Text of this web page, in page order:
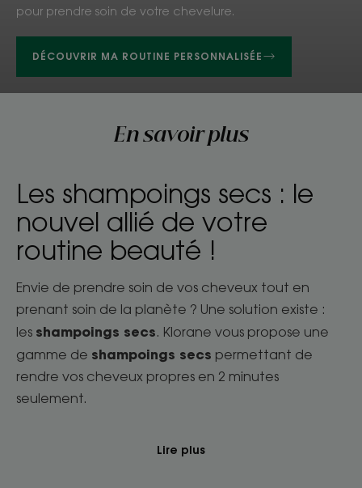
pour prendre soin de votre chevelure.
DÉCOUVRIR MA ROUTINE PERSONNALISÉE
En savoir plus
Les shampoings secs : le
nouvel allié de votre
routine beauté !
Envie de prendre soin de vos cheveux tout en
prenant soin de la planète ? Une solution existe :
les shampoings secs. Klorane vous propose une
gamme de shampoings secs permettant de
rendre vos cheveux propres en 2 minutes
seulement.
Lire plus